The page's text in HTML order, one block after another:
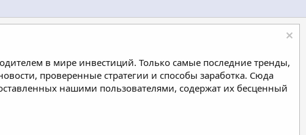
в мире инвестиций. Только самые последние тренды,
проверенные стратегии и способы заработка. Сюда
нашими пользователями, содержат их бесценный